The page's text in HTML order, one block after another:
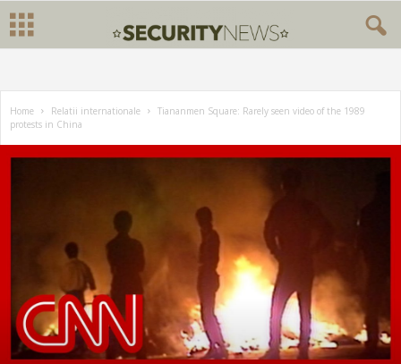
Home Relatii internationale
Tiananmen Square: Rarely seen video of the 1989
protests in China